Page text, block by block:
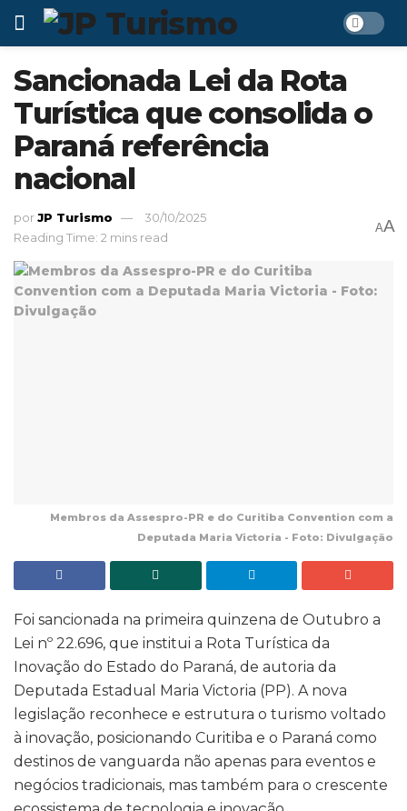
Sancionada Lei da Rota
Turística que consolida o
Paraná referência
nacional
porJP Turismo
30/10/2025
Reading Time: 2 mins read
AA
Membros da Assespro-PR e do Curitiba Convention com a
Deputada Maria Victoria - Foto: Divulgação
Foi sancionada na primeira quinzena de Outubro a
Lei nº 22.696, que institui a Rota Turística da
Inovação do Estado do Paraná, de autoria da
Deputada Estadual Maria Victoria (PP). A nova
legislação reconhece e estrutura o turismo voltado
à inovação, posicionando Curitiba e o Paraná como
destinos de vanguarda não apenas para eventos e
negócios tradicionais, mas também para o crescente